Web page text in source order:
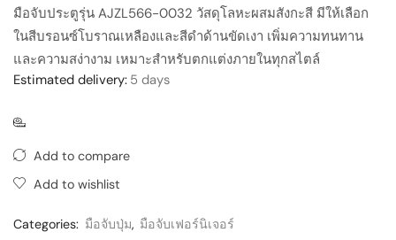
มือจับประตูรุ่น AJZL566-0032 วัสดุโลหะผสมสังกะสี มีให้เลือก
ในสีบรอนซ์โบราณเหลืองและสีดำด้านขัดเงา เพิ่มความทนทาน
และความสง่างาม เหมาะสำหรับตกแต่งภายในทุกสไตล์
Estimated delivery: 5 days
Add to compare
Add to wishlist
Categories: มือจับปุ่ม, มือจับเฟอร์นิเจอร์